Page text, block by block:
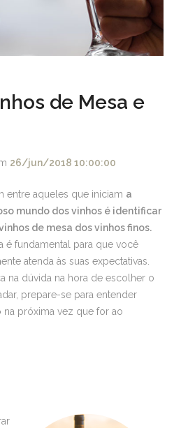
de Mesa e
26/jun/2018 10:00:00
entre aqueles que iniciam a
mundo dos vinhos é identificar
de mesa dos vinhos finos.
é fundamental para que você
atenda às suas expectativas.
na dúvida na hora de escolher o
prepare-se para entender
próxima vez que for ao